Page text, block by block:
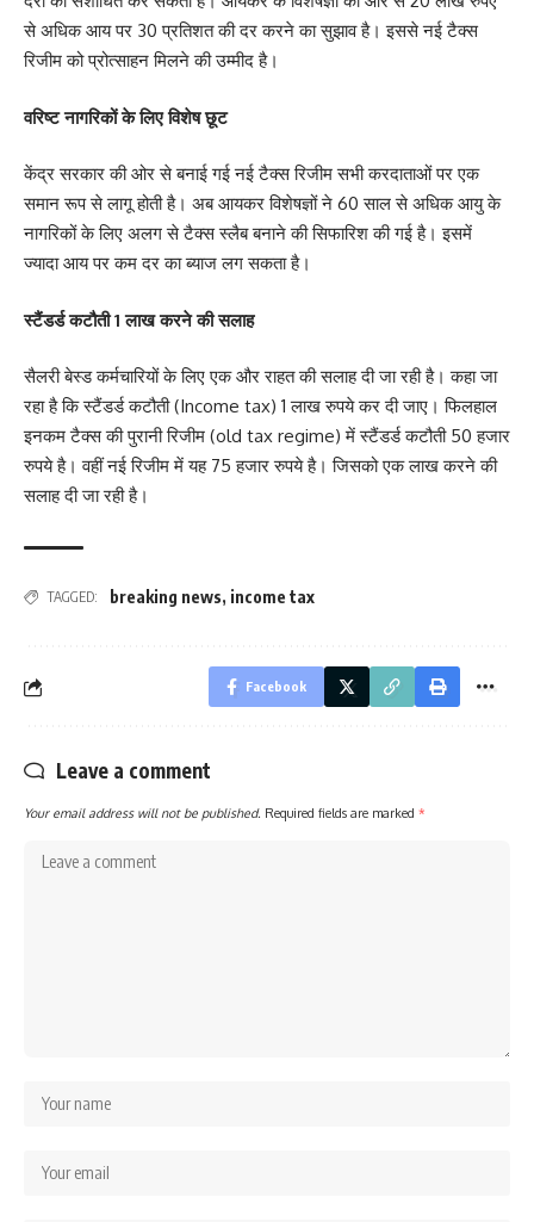
से अधिक आय पर 30 प्रतिशत की दर करने का सुझाव है। इससे नई टैक्स
रिजीम को प्रोत्साहन मिलने की उम्मीद है।
वरिष्ट नागरिकों के लिए विशेष छूट
केंद्र सरकार की ओर से बनाई गई नई टैक्स रिजीम सभी करदाताओं पर एक
समान रूप से लागू होती है। अब आयकर विशेषज्ञों ने 60 साल से अधिक आयु के
नागरिकों के लिए अलग से टैक्स स्लैब बनाने की सिफारिश की गई है। इसमें
ज्यादा आय पर कम दर का ब्याज लग सकता है।
स्टैंडर्ड कटौती 1 लाख करने की सलाह
सैलरी बेस्ड कर्मचारियों के लिए एक और राहत की सलाह दी जा रही है। कहा जा
रहा है कि स्टैंडर्ड कटौती (Income tax) 1 लाख रुपये कर दी जाए। फिलहाल
इनकम टैक्स की पुरानी रिजीम (old tax regime) में स्टैंडर्ड कटौती 50 हजार
रुपये है। वहीं नई रिजीम में यह 75 हजार रुपये है। जिसको एक लाख करने की
सलाह दी जा रही है।
TAGGED: breaking news, income tax
Facebook
Leave a comment
Your email address will not be published. Required fields are marked *